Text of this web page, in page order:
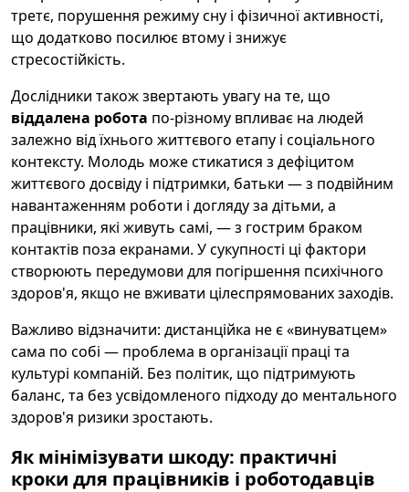
третє, порушення режиму сну і фізичної активності,
що додатково посилює втому і знижує
стресостійкість.
Дослідники також звертають увагу на те, що
віддалена робота по-різному впливає на людей
залежно від їхнього життєвого етапу і соціального
контексту. Молодь може стикатися з дефіцитом
життєвого досвіду і підтримки, батьки — з подвійним
навантаженням роботи і догляду за дітьми, а
працівники, які живуть самі, — з гострим браком
контактів поза екранами. У сукупності ці фактори
створюють передумови для погіршення психічного
здоров'я, якщо не вживати цілеспрямованих заходів.
Важливо відзначити: дистанційка не є «винуватцем»
сама по собі — проблема в організації праці та
культурі компаній. Без політик, що підтримують
баланс, та без усвідомленого підходу до ментального
здоров'я ризики зростають.
Як мінімізувати шкоду: практичні
кроки для працівників і роботодавців